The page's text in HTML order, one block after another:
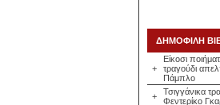
ΔΗΜΟΦΙΛΗ
+
Είκοσι
τραγούδι
Πάμπλο
+
Τσιγγάνικα
Φεντερίκο